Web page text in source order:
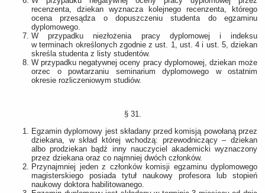
recenzenta, dziekan wyznacza kolejnego recenzenta, którego
ocena przesądza o dopuszczeniu studenta do egzaminu
dyplomowego.
W przypadku niezłożenia pracy dyplomowej i indeksu
w terminach określonych zgodnie z ust. 1, ust. 4 i ust. 5, dziekan
skreśla studenta z listy studentów.
W przypadku negatywnej oceny pracy dyplomowej, dziekan może
orzec o powtarzaniu seminarium dyplomowego w ostatnim
okresie rozliczeniowym studiów.
§ 31.
Egzamin dyplomowy jest składany przed komisją powołaną przez
dziekana, w skład której wchodzą: przewodniczący – dziekan
albo prodziekan bądź inny nauczyciel akademicki wyznaczony
przez dziekana oraz co najmniej dwóch członków.
Przynajmniej jeden z członków komisji egzaminu dyplomowego
magisterskiego posiada tytuł naukowy profesora lub stopień
naukowy doktora habilitowanego.